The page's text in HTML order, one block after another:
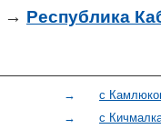
→ Республика
→
→
с
с